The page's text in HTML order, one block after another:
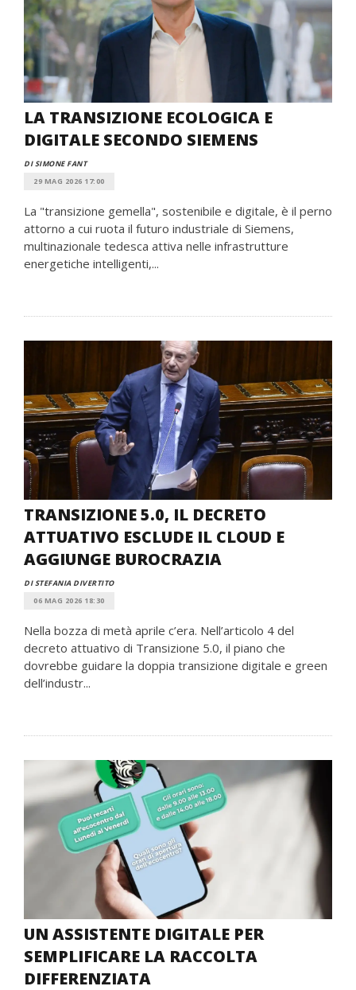
LA TRANSIZIONE ECOLOGICA E
DIGITALE SECONDO SIEMENS
DI SIMONE FANT
29 MAG 2026 17:00
La "transizione gemella", sostenibile e digitale, è il perno
attorno a cui ruota il futuro industriale di Siemens,
multinazionale tedesca attiva nelle infrastrutture
energetiche intelligenti,...
TRANSIZIONE 5.0, IL DECRETO
ATTUATIVO ESCLUDE IL CLOUD E
AGGIUNGE BUROCRAZIA
DI STEFANIA DIVERTITO
06 MAG 2026 18:30
Nella bozza di metà aprile c’era. Nell’articolo 4 del
decreto attuativo di Transizione 5.0, il piano che
dovrebbe guidare la doppia transizione digitale e green
dell’industr...
UN ASSISTENTE DIGITALE PER
SEMPLIFICARE LA RACCOLTA
DIFFERENZIATA